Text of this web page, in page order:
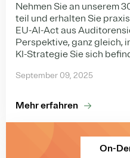
Nehmen Sie an unserem
teil und erhalten Sie
EU-AI-Act aus
Perspektive, ganz gleich,
KI-Strategie Sie sich
September 09, 2025
Mehr erfahren
On-